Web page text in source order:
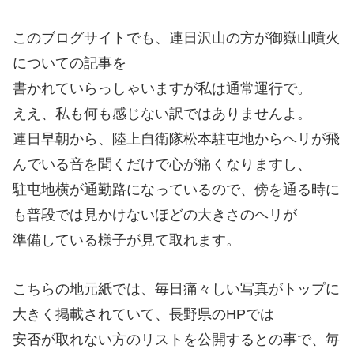
このブログサイトでも、連日沢山の方が御嶽山噴火
についての記事を
書かれていらっしゃいますが私は通常運行で。
ええ、私も何も感じない訳ではありませんよ。
連日早朝から、陸上自衛隊松本駐屯地からヘリが飛
んでいる音を聞くだけで心が痛くなりますし、
駐屯地横が通勤路になっているので、傍を通る時に
も普段では見かけないほどの大きさのヘリが
準備している様子が見て取れます。
こちらの地元紙では、毎日痛々しい写真がトップに
大きく掲載されていて、長野県のHPでは
安否が取れない方のリストを公開するとの事で、毎